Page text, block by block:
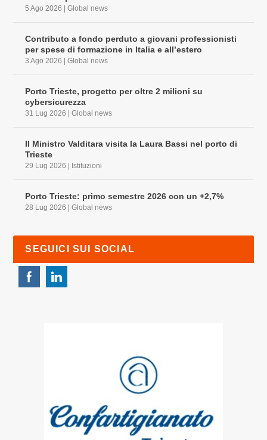
5 Ago 2026 |Global news
Contributo a fondo perduto a giovani professionisti
per spese di formazione in Italia e all’estero
3 Ago 2026 |Global news
Porto Trieste, progetto per oltre 2 milioni su
cybersicurezza
31 Lug 2026 |Global news
Il Ministro Valditara visita la Laura Bassi nel porto di
Trieste
29 Lug 2026 Istituzioni
Porto Trieste: primo semestre 2026 con un +2,7%
28 Lug 2026 |Global news
SEGUICI SUI SOCIAL